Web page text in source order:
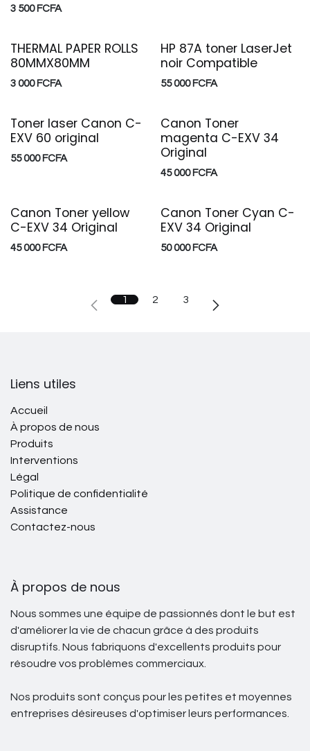
3 500FCFA
THERMAL PAPER ROLLS
80MMX80MM
3 000FCFA
HP 87A toner LaserJet
noir Compatible
55 000FCFA
Toner laser Canon C-
EXV 60 original
55 000FCFA
Canon Toner
magenta C-EXV 34
Original
45 000FCFA
Canon Toner yellow
C-EXV 34 Original
45 000FCFA
Canon Toner Cyan C-
EXV 34 Original
50 000FCFA
1 2 3
Liens utiles
Accueil
À propos de nous
Produits
Interventions
Légal
Politique de confidentialité
Assistance
Contactez-nous
À propos de nous
Nous sommes une équipe de passionnés dont le but est
d'améliorer la vie de chacun grâce à des produits
disruptifs. Nous fabriquons d'excellents produits pour
résoudre vos problèmes commerciaux.
Nos produits sont conçus pour les petites et moyennes
entreprises désireuses d'optimiser leurs performances.